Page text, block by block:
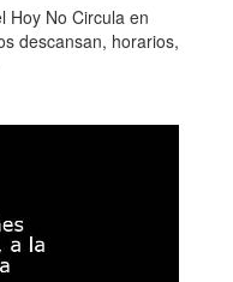
Hoy No Circula en
descansan, horarios,